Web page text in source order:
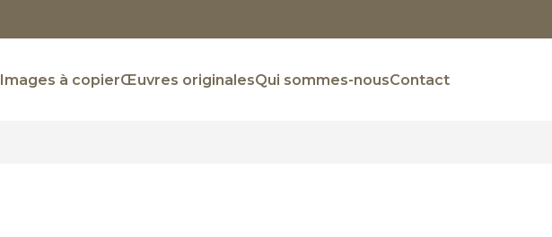
Images à copierŒuvres originalesQui sommes-nousContact